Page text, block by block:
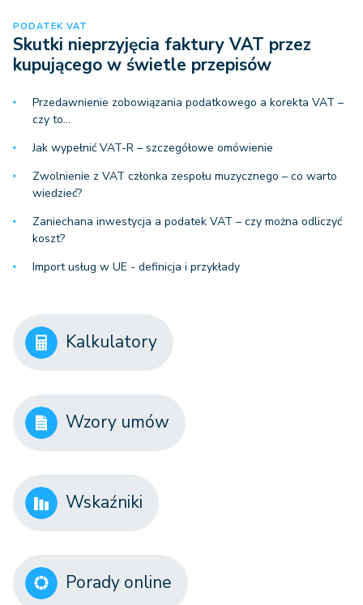
PODATEK VAT
Skutki nieprzyjęcia faktury VAT przez
kupującego w świetle przepisów
Przedawnienie zobowiązania podatkowego a korekta VAT –
czy to…
Jak wypełnić VAT-R – szczegółowe omówienie
Zwolnienie z VAT członka zespołu muzycznego – co warto
wiedzieć?
Zaniechana inwestycja a podatek VAT – czy można odliczyć
koszt?
Import usług w UE - definicja i przykłady
Kalkulatory
Wzory umów
Wskaźniki
Porady online